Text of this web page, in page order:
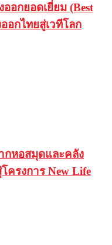
อกยอดเยี่ยม (Best
อกไทยสู่เวทีโลก
กหอสมุดและคลัง
ครงการ New Life